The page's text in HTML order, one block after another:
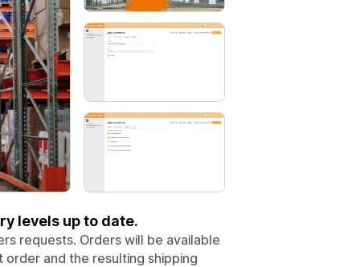
levels up to date.
requests. Orders will be available
order and the resulting shipping